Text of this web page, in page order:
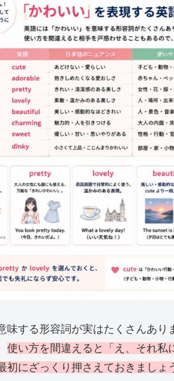
味する形容詞が実はたくさんあ
使い方を間違えると「え、それ私
初にざっくり押さえておきましょ